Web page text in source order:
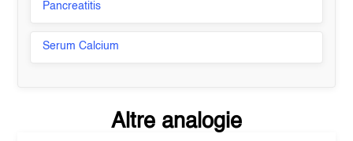
Pancreatitis
Serum Calcium
Altre analogie